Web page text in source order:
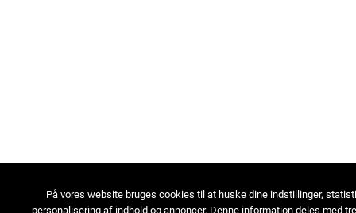
På vores website bruges cookies til at huske dine indstillinger,
personalisering af indhold og annoncer. Denne information deles med